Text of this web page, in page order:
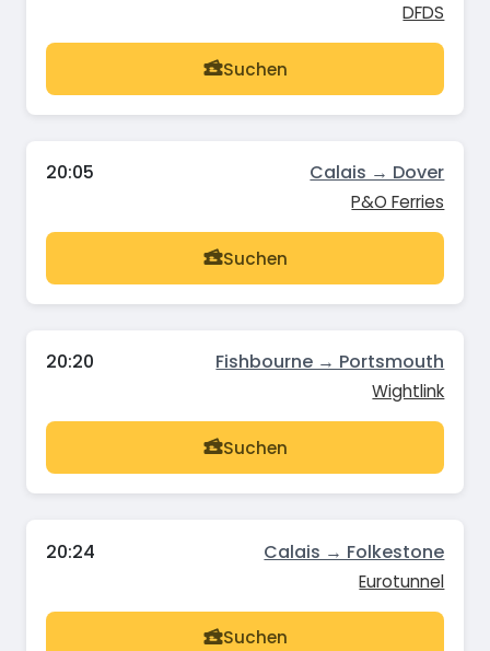
DFDS
Suchen
20:05 Calais → Dover
P&O Ferries
Suchen
20:20 Fishbourne → Portsmouth
Wightlink
Suchen
20:24 Calais → Folkestone
Eurotunnel
Suchen